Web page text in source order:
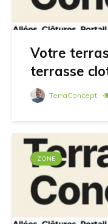
Votre
terrasse
TerraConcept
ZONE